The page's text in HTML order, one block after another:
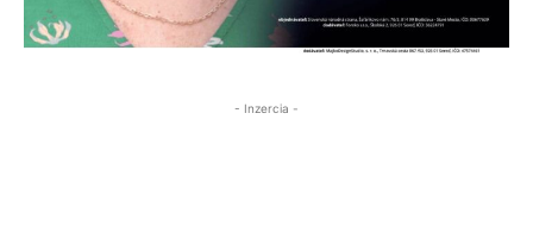
- Inzercia -